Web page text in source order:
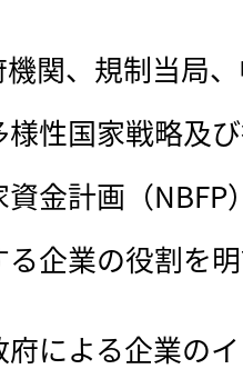
関、規制当局
性国家戦略及
金計画（
企業の役割を
による企業の